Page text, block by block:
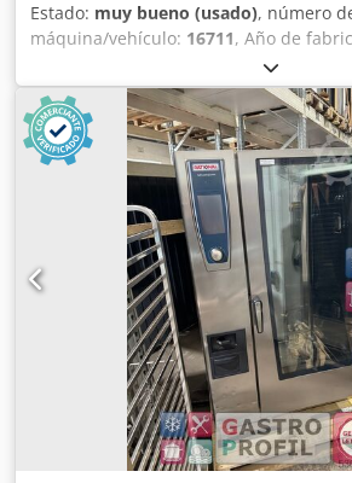
Estado: muy bueno (usado), número
máquina/vehículo: 16711, Año de
,
altura de elevación:3,000 mm, tipo de
eléctrico
, tipo de mástil:otro, altura
1,422 mm
, peso total:640 kg, 5025406
Hphjrock Número de serie: 91633534